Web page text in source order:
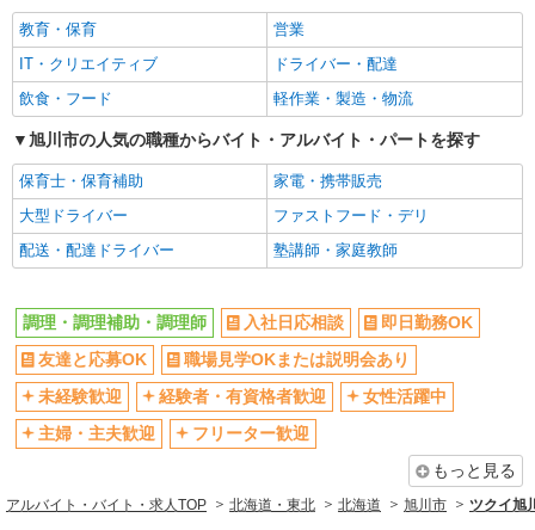
教育・保育
営業
IT・クリエイティブ
ドライバー・配達
飲食・フード
軽作業・製造・物流
旭川市の人気の職種からバイト・アルバイト・パートを探す
保育士・保育補助
家電・携帯販売
大型ドライバー
ファストフード・デリ
配送・配達ドライバー
塾講師・家庭教師
調理・調理補助・調理師 入社日応相談
即日勤務OK
友達と応募OK
職場見学OKまたは説明会あり
未経験歓迎
経験者・有資格者歓迎
女性活躍中
主婦・主夫歓迎
フリーター歓迎
もっと見る
アルバイト・バイト・求人TOP 北海道・東北 北海道 旭川市 ツクイ旭